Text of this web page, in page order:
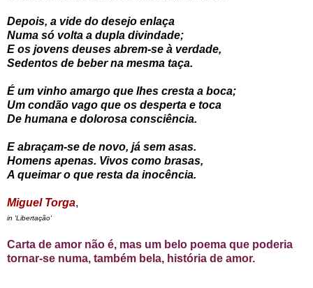
Depois, a vide do desejo enlaça
Numa só volta a dupla divindade;
E os jovens deuses abrem-se à verdade,
Sedentos de beber na mesma taça.
É um vinho amargo que lhes cresta a boca;
Um condão vago que os desperta e toca
De humana e dolorosa consciência.
E abraçam-se de novo, já sem asas.
Homens apenas. Vivos como brasas,
A queimar o que resta da inocência.
Miguel Torga,
in 'Libertação'
Carta de amor não é, mas um belo poema que poderia
tornar-se numa, também bela, história de amor.